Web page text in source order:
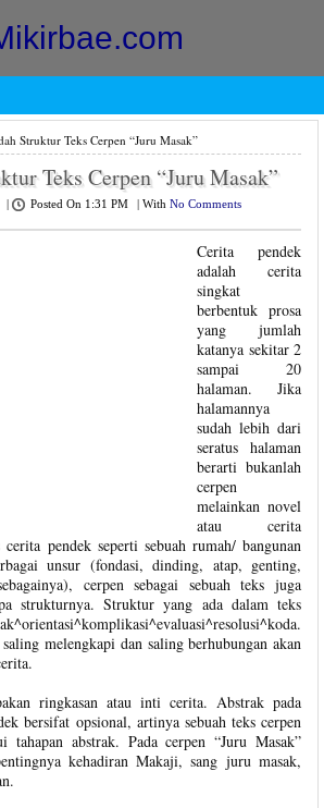
Struktur Teks Cerpen “Juru Masak”
Teks Cerpen “Juru Masak”
Posted On 1:31 PM With No Comments
Cerita pendek
adalah cerita
singkat
berbentuk prosa
yang jumlah
katanya sekitar 2
sampai 20
halaman. Jika
halamannya
sudah lebih dari
seratus halaman
berarti bukanlah
cerpen
melainkan novel
atau cerita
pendek seperti sebuah rumah/ bangunan
unsur (fondasi, dinding, atap, genting,
cerpen sebagai sebuah teks juga
strukturnya. Struktur yang ada dalam teks
melengkapi dan saling berhubungan akan
ringkasan atau inti cerita. Abstrak pada
bersifat opsional, artinya sebuah teks cerpen
tahapan abstrak. Pada cerpen “Juru Masak”
kehadiran Makaji, sang juru masak,